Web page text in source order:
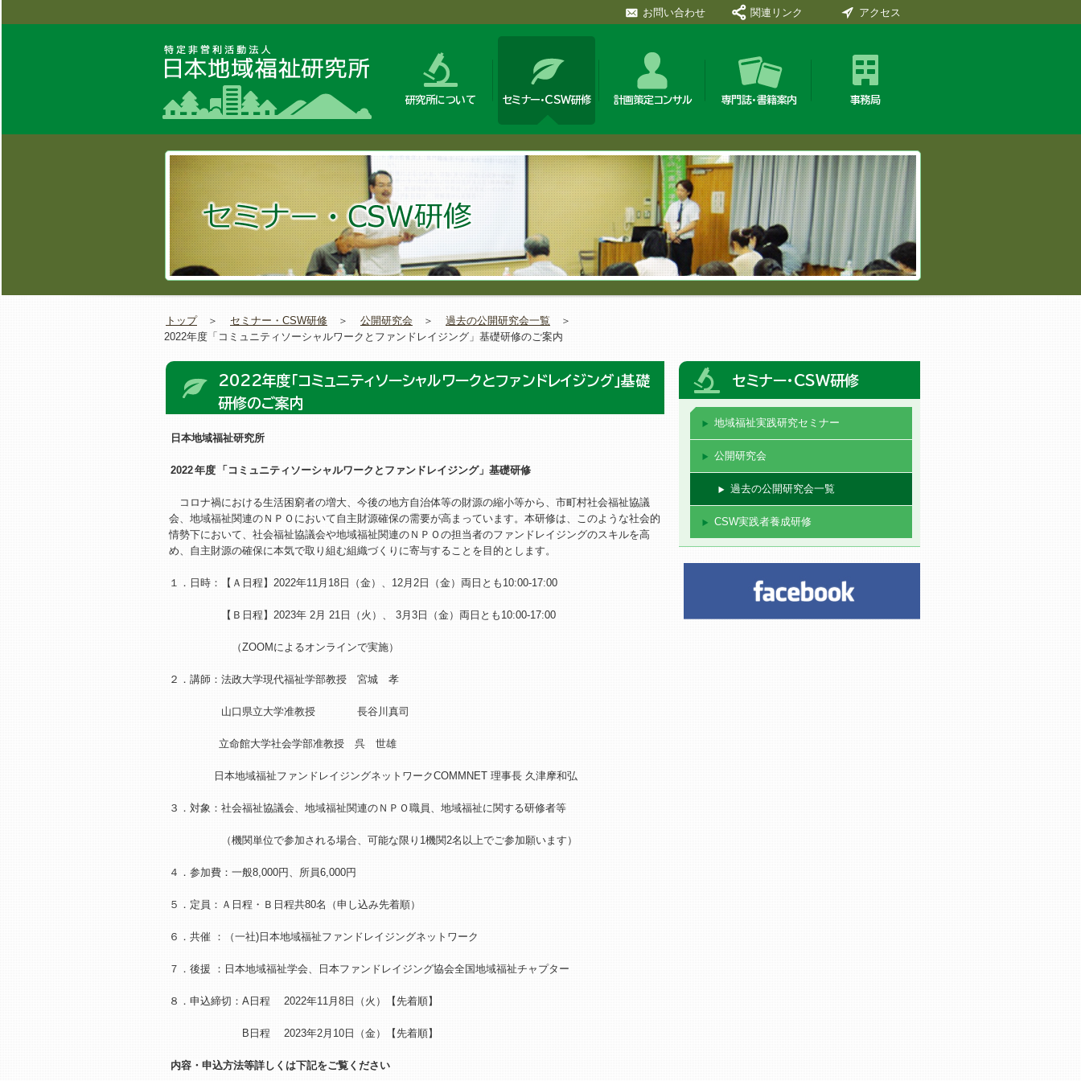
お問い合わせ 関連リンク アクセス
研究所について セミナー・CSW研修 計画策定コンサル 専門誌・書籍案内 事務局
トップ＞ セミナー・CSW研修 ＞ 公開研究会 ＞ 過去の公開研究会一覧 ＞
2022年度「コミュニティソーシャルワークとファンドレイジング」基礎研修のご案内
2022年度「コミュニティソーシャルワークとファンドレイジング」基礎
研修のご案内
日本地域福祉研究所
2022年度 「コミュニティソーシャルワークとファンドレイジング」基礎研修
コロナ禍における生活困窮者の増大、今後の地方自治体等の財源の縮小等から、市町村社会福祉協議
会、地域福祉関連のＮＰＯにおいて自主財源確保の需要が高まっています。本研修は、このような社会的
情勢下において、社会福祉協議会や地域福祉関連のＮＰＯの担当者のファンドレイジングのスキルを高
め、自主財源の確保に本気で取り組む組織づくりに寄与することを目的とします。
１．日時：【Ａ日程】2022年11月18日（金）、12月2日（金）両日とも10:00-17:00
【Ｂ日程】2023年 2月 21日（火）、 3月3日（金）両日とも10:00-17:00
（ZOOMによるオンラインで実施）
２．講師：法政大学現代福祉学部教授 宮城 孝
山口県立大学准教授 長谷川真司
立命館大学社会学部准教授 呉 世雄
日本地域福祉ファンドレイジングネットワークCOMMNET 理事長 久津摩和弘
３．対象：社会福祉協議会、地域福祉関連のＮＰＯ職員、地域福祉に関する研修者等
（機関単位で参加される場合、可能な限り1機関2名以上でご参加願います）
４．参加費：一般8,000円、所員6,000円
５．定員：Ａ日程・Ｂ日程共80名（申し込み先着順）
６．共催 ：（一社)日本地域福祉ファンドレイジングネットワーク
７．後援 ：日本地域福祉学会、日本ファンドレイジング協会全国地域福祉チャプター
８．申込締切：A日程 2022年11月8日（火）【先着順】
B日程 2023年2月10日（金）【先着順】
内容・申込方法等詳しくは下記をご覧ください
セミナー・CSW研修
地域福祉実践研究セミナー
公開研究会
過去の公開研究会一覧
CSW実践者養成研修